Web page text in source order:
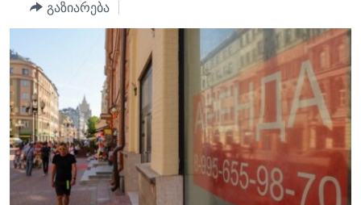
ᲕᲐᲨᲘᲜᲒᲢᲝᲜᲘ ᲓᲦᲔᲡ
ᲮᲔᲓᲕᲐ ᲕᲐᲨᲘᲜᲒᲢᲝᲜᲘᲓᲐᲜ
ᲡᲢᲣᲓᲘᲐ ᲕᲐᲨᲘᲜᲒᲢᲝᲜᲘ
ᲡᲮᲕᲐ ᲡᲘᲐᲮᲚᲔᲔᲑᲘ
ᲞᲝᲚᲘᲢᲘᲙᲐ
ᲔᲙᲝᲜᲝᲛᲘᲙᲐ
ᲯᲐᲜᲛᲠᲗᲔᲚᲝᲑᲐ
ᲛᲔᲪᲜᲘᲔᲠᲔᲑᲐ
ᲘᲜᲢᲔᲠᲕᲘᲣ
ᲙᲣᲚᲢᲣᲠᲐ
ᲠᲣᲡᲔᲗᲘᲡ ᲨᲔᲭᲠᲐ ᲣᲙᲠᲐᲘᲜᲐᲨᲘ
Learning English
ᲗᲕᲐᲚᲘ ᲒᲕᲐᲓᲔᲕᲜᲔᲗ
გაზიარება